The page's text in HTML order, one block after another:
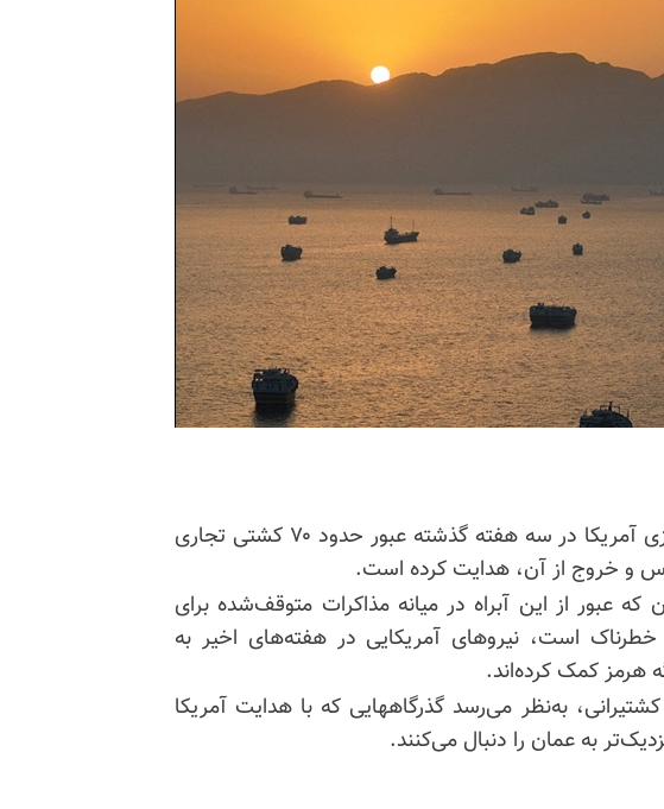
یک مقام آمریکایی گفت فرماندهی مرکزی آمریکا در سه هفته گذشته عبور حدود ۷۰ کشتی تجاری
و خروج از آن، هدایت کرده است.
عبور از این آبراه در میانه مذاکرات متوقف‌شده برای
است، نیروهای آمریکایی در هفته‌های اخیر به
هرمز کمک کرده‌اند.
کشتیرانی، به‌نظر می‌رسد گذرگاههایی که با هدایت آمریکا
به عمان را دنبال می‌کنند.